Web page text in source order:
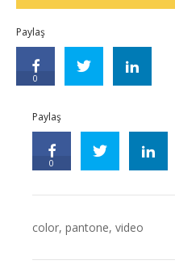
Paylaş
0
Paylaş
0
color,pantone,video